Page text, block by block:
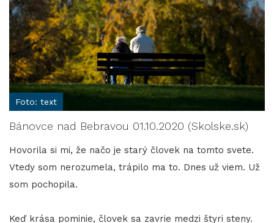
Foto: text
Bánovce nad Bebravou 01.10.2020 (Skolske.sk)
Hovorila si mi, že načo je starý človek na tomto svete.
Vtedy som nerozumela, trápilo ma to. Dnes už viem. Už
som pochopila.
Keď krása pominie, človek sa zavrie medzi štyri steny.